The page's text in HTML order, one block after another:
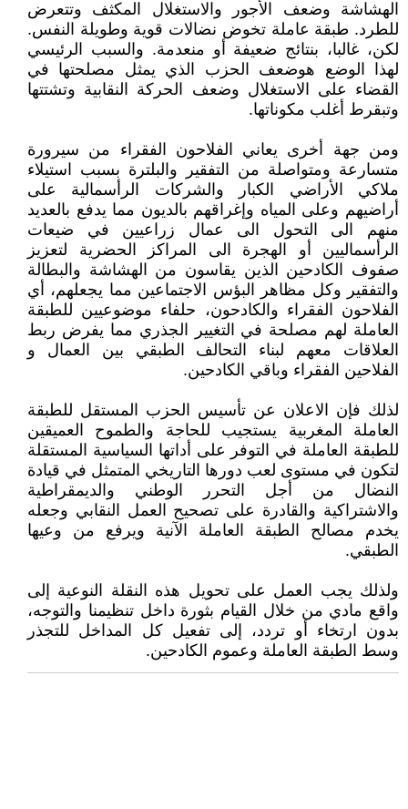
الهشاشة وضعف الأجور والاستغلال المكثف وتتعرض
للطرد. طبقة عاملة تخوض نضالات قوية وطويلة النفس.
لكن، غالبا، بنتائج ضعيفة أو منعدمة. والسبب الرئيسي
لهذا الوضع هوضعف الحزب الذي يمثل مصلحتها في
القضاء على الاستغلال وضعف الحركة النقابية وتشتتها
وتبقرط أغلب مكوناتها.
ومن جهة أخرى يعاني الفلاحون الفقراء من سيرورة
متسارعة ومتواصلة من التفقير والبلترة بسبب استيلاء
ملاكي الأراضي الكبار والشركات الرأسمالية على
أراضيهم وعلى المياه وإغراقهم بالديون مما يدفع بالعديد
منهم الى التحول الى عمال زراعيين في ضيعات
الرأسماليين أو الهجرة الى المراكز الحضرية لتعزيز
صفوف الكادحين الذين يقاسون من الهشاشة والبطالة
والتفقير وكل مظاهر البؤس الاجتماعين مما يجعلهم، أي
الفلاحون الفقراء والكادحون، حلفاء موضوعيين للطبقة
العاملة لهم مصلحة في التغيير الجذري مما يفرض ربط
العلاقات معهم لبناء التحالف الطبقي بين العمال و
الفلاحين الفقراء وباقي الكادحين.
لذلك فإن الاعلان عن تأسيس الحزب المستقل للطبقة
العاملة المغربية يستجيب للحاجة والطموح العميقين
للطبقة العاملة في التوفر على أداتها السياسية المستقلة
لتكون في مستوى لعب دورها التاريخي المتمثل في قيادة
النضال من أجل التحرر الوطني والديمقراطية
والاشتراكية والقادرة على تصحيح العمل النقابي وجعله
يخدم مصالح الطبقة العاملة الآنية ويرفع من وعيها
الطبقي.
ولذلك يجب العمل على تحويل هذه النقلة النوعية إلى
واقع مادي من خلال القيام بثورة داخل تنظيمنا والتوجه،
بدون ارتخاء أو تردد، إلى تفعيل كل المداخل للتجذر
وسط الطبقة العاملة وعموم الكادحين.